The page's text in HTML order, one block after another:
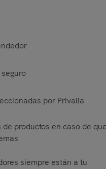
seguro
por Privalia
de productos en caso de que
siempre están a tu